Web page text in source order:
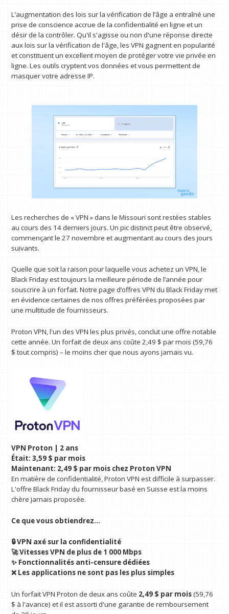
L’augmentation des lois sur la vérification de l’âge a entraîné une
prise de conscience accrue de la confidentialité en ligne et un
désir de la contrôler. Qu'il s'agisse ou non d'une réponse directe
aux lois sur la vérification de l'âge, les VPN gagnent en popularité
et constituent un excellent moyen de protéger votre vie privée en
ligne. Les outils cryptent vos données et vous permettent de
masquer votre adresse IP.
Les recherches de « VPN » dans le Missouri sont restées stables
au cours des 14 derniers jours. Un pic distinct peut être observé,
commençant le 27 novembre et augmentant au cours des jours
suivants.
Quelle que soit la raison pour laquelle vous achetez un VPN, le
Black Friday est toujours la meilleure période de l’année pour
souscrire à un forfait. Notre page d’offres VPN du Black Friday met
en évidence certaines de nos offres préférées proposées par
une multitude de fournisseurs.
Proton VPN, l'un des VPN les plus privés, conclut une offre notable
cette année. Un forfait de deux ans coûte 2,49 $ par mois (59,76
$ tout compris) – le moins cher que nous ayons jamais vu.
VPN Proton | 2 ans
Était:3,59 $ par mois
Maintenant: 2,49 $ par mois chez Proton VPN
En matière de confidentialité, Proton VPN est difficile à surpasser.
L'offre Black Friday du fournisseur basé en Suisse est la moins
chère jamais proposée.
Ce que vous obtiendrez…
🔒 VPN axé sur la confidentialité
🚀 Vitesses VPN de plus de 1 000 Mbps
✨ Fonctionnalités anti-censure dédiées
❌ Les applications ne sont pas les plus simples
Un forfait VPN Proton de deux ans coûte 2,49 $ par mois(59,76
$ à l'avance) et il est assorti d'une garantie de remboursement